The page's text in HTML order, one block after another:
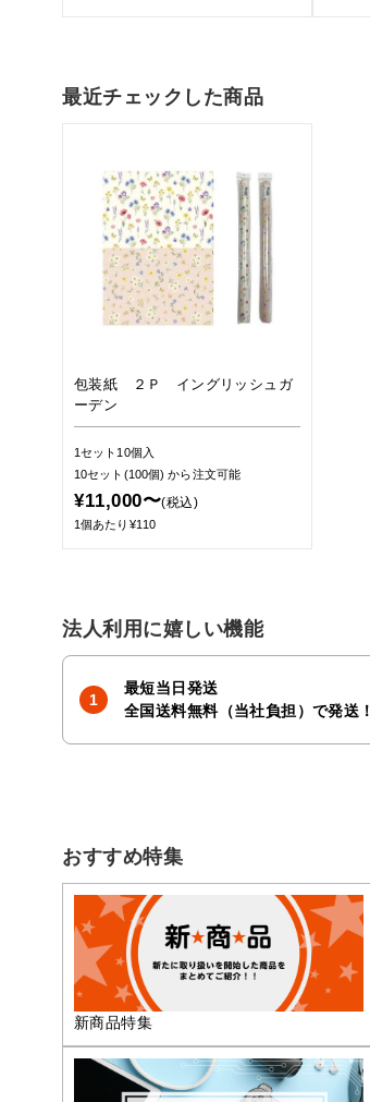
最近チェックした商品
包装紙 ２Ｐ イングリッシュガ
ーデン
1セット10個入
10セット(100個)から注文可能
¥11,000〜(税込)
1個あたり¥110
法人利用に嬉しい機能
最短当日発送
全国送料無料（当社負担）で発送！
おすすめ特集
新商品特集